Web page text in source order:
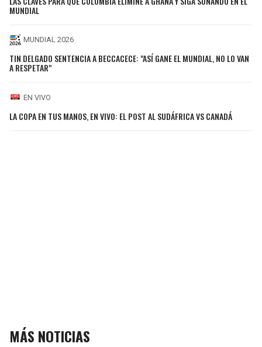
MUNDIAL
MUNDIAL 2026
TIN DELGADO SENTENCIA A BECCACECE: "ASÍ GANE EL MUNDIAL, NO LO VAN
A RESPETAR"
EN VIVO
LA COPA EN TUS MANOS, EN VIVO: EL POST AL SUDÁFRICA VS CANADÁ
MÁS NOTICIAS